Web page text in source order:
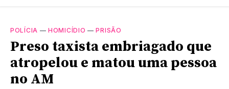
POLÍCIA —HOMICÍDIO —PRISÃO
Preso taxista embriagado que
atropelou e matou uma pessoa
no AM